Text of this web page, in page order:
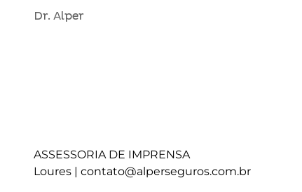
Dr. Alper
ASSESSORIA DE IMPRENSA
Loures | contato@alperseguros.com.br